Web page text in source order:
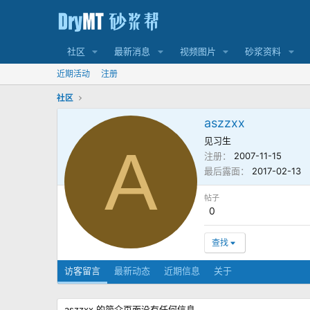
社区 最新消息 视频图片 砂浆资料
近期活动 注册
社区
A
aszzxx
见习生
注册
2007-11-15
最后露面
2017-02-13
帖子
0
查找
访客留言 最新动态 近期信息 关于